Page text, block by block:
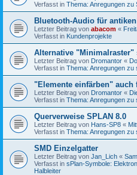
Verfasst in Thema: Anregungen zu
Bluetooth-Audio für
Letzter Beitrag von abacom «
Verfasst in Kundenprojekte
Alternative "Minimalraster"
Letzter Beitrag von Dromantor «
Verfasst in Thema: Anregungen zu
"Elemente einfärben"
Letzter Beitrag von Dromantor «
Verfasst in Thema: Anregungen zu
Querverweise SPLAN 8.0
Letzter Beitrag von Hans-SP8 «
Verfasst in Thema: Anregungen zu
SMD Einzelgatter
Letzter Beitrag von Jan_Lich «
Verfasst in sPlan-Symbole:
Halbleiter